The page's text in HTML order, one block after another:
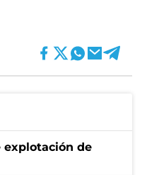
explotación de